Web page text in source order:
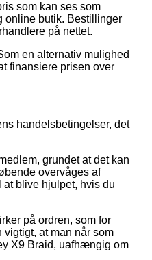
som kan ses som
online butik. Bestillinger
på nettet.
en alternativ mulighed
finansiere prisen over
handelsbetingelser, det
grundet at det kan
overvåges af
blive hjulpet, hvis du
på ordren, som for
at man når som
X9 Braid, uafhængig om